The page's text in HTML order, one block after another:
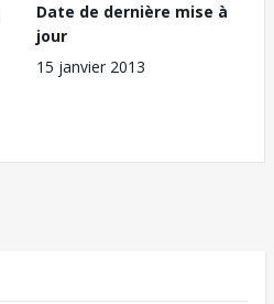
Date de dernière mise à
jour
15 janvier 2013